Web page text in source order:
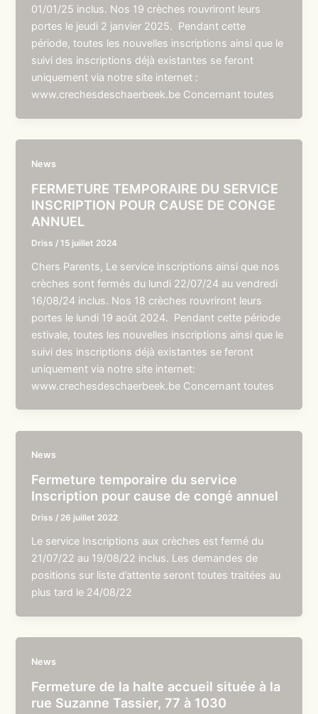
01/01/25 inclus. Nos 19 crèches rouvriront leurs
portes le jeudi 2 janvier 2025. Pendant cette
période, toutes les nouvelles inscriptions ainsi que le
suivi des inscriptions déjà existantes se feront
uniquement via notre site internet :
www.crechesdeschaerbeek.be Concernant toutes
News
FERMETURE TEMPORAIRE DU SERVICE
INSCRIPTION POUR CAUSE DE CONGE
ANNUEL
Driss /15 juillet 2024
Chers Parents, Le service inscriptions ainsi que nos
crèches sont fermés du lundi 22/07/24 au vendredi
16/08/24 inclus. Nos 18 crèches rouvriront leurs
portes le lundi 19 août 2024. Pendant cette période
estivale, toutes les nouvelles inscriptions ainsi que le
suivi des inscriptions déjà existantes se feront
uniquement via notre site internet:
www.crechesdeschaerbeek.be Concernant toutes
News
Fermeture temporaire du service
Inscription pour cause de congé annuel
Driss / 26 juillet 2022
Le service Inscriptions aux crèches est fermé du
21/07/22 au 19/08/22 inclus. Les demandes de
positions sur liste d’attente seront toutes traitées au
plus tard le 24/08/22
News
Fermeture de la halte accueil située à la
rue Suzanne Tassier, 77 à 1030